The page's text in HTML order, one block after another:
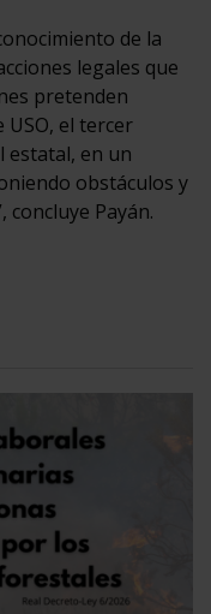
de la
legales que
pretenden
el tercer
estatal, en un
obstáculos y
Payán.